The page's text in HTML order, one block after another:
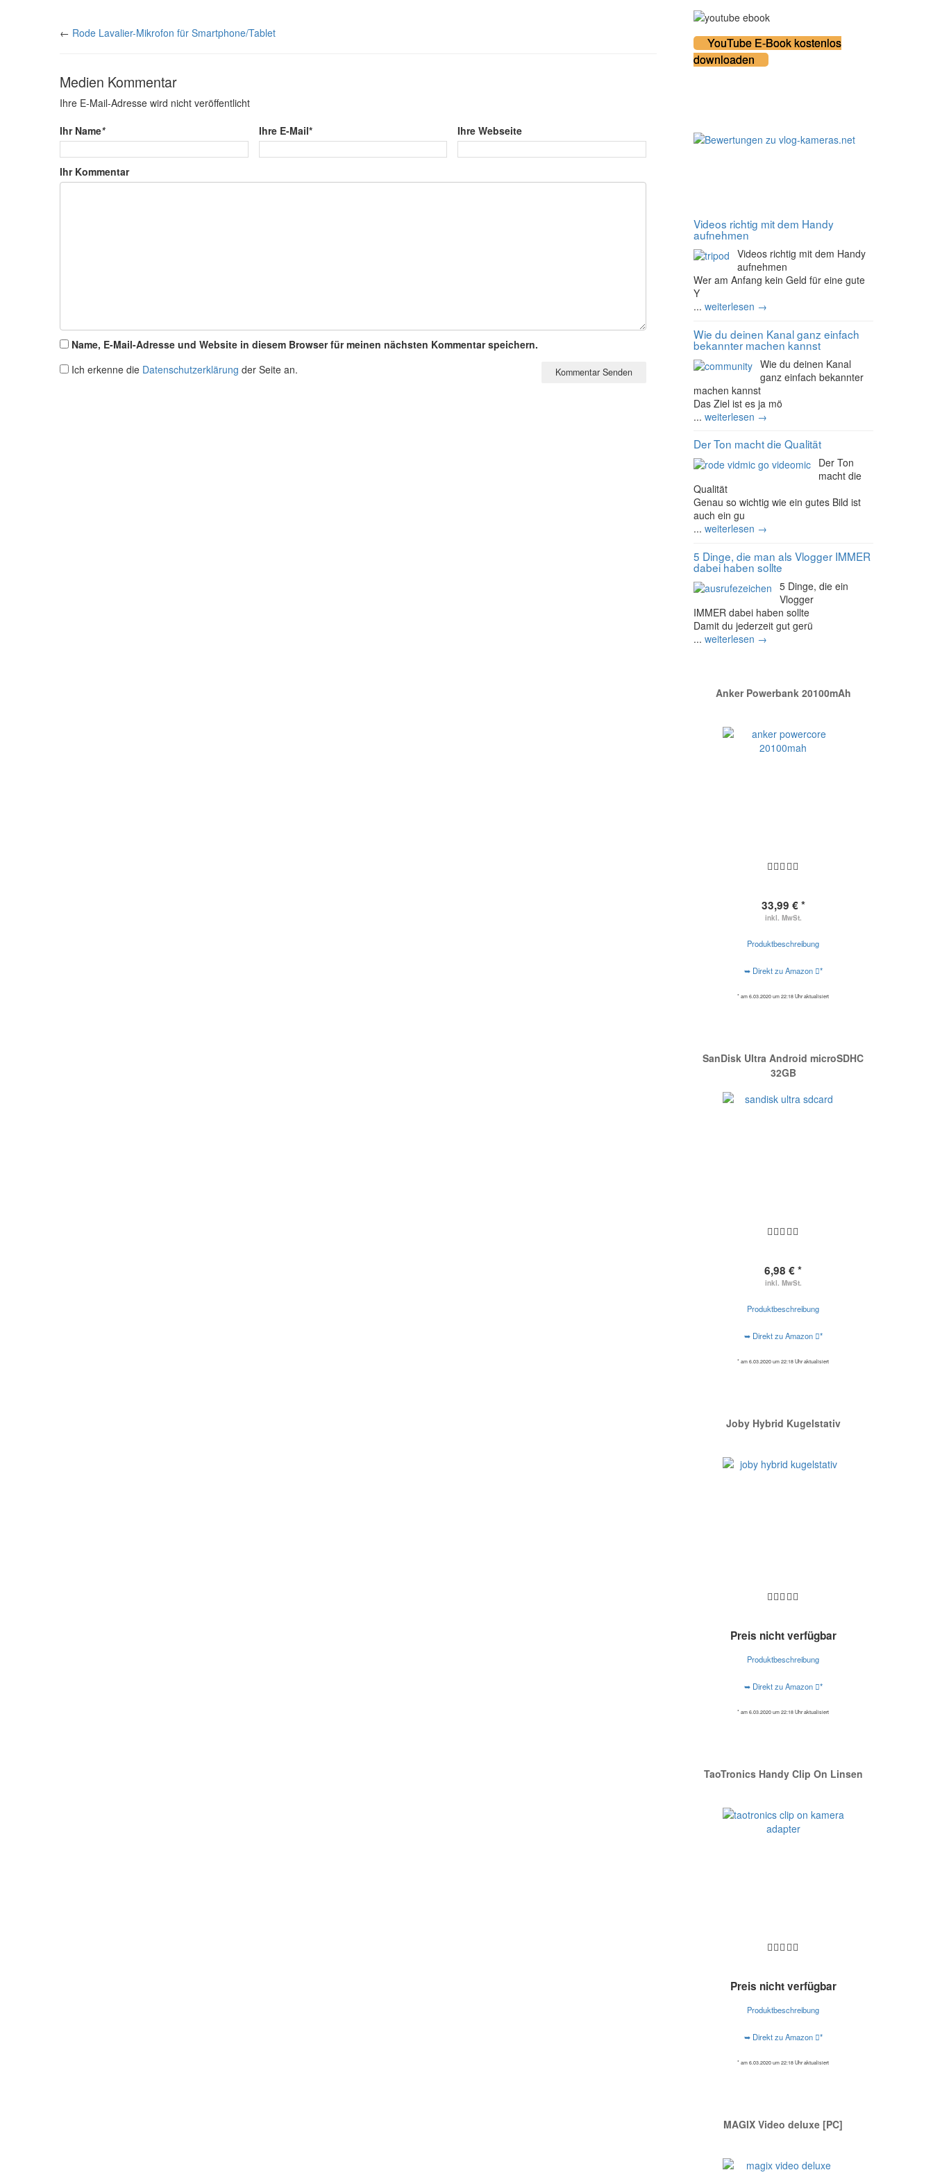
← Rode Lavalier-Mikrofon für Smartphone/Tablet
Medien Kommentar
Ihre E-Mail-Adresse wird nicht veröffentlicht
Ihr Name* Ihre E-Mail* Ihre Webseite
Ihr Kommentar
Name, E-Mail-Adresse und Website in diesem Browser für meinen nächsten Kommentar speichern.
Ich erkenne die Datenschutzerklärung der Seite an.
YouTube E-Book kostenlos
downloaden
Videos richtig mit dem Handy
aufnehmen
Videos richtig mit dem Handy
aufnehmen
Wer am Anfang kein Geld für eine gute
Y
... weiterlesen →
Wie du deinen Kanal ganz einfach
bekannter machen kannst
Wie du deinen Kanal
ganz einfach bekannter
machen kannst
Das Ziel ist es ja mö
... weiterlesen →
Der Ton macht die Qualität
Der Ton
macht die
Qualität
Genau so wichtig wie ein gutes Bild ist
auch ein gu
... weiterlesen →
5 Dinge, die man als Vlogger IMMER
dabei haben sollte
5 Dinge, die ein
Vlogger
IMMER dabei haben sollte
Damit du jederzeit gut gerü
... weiterlesen →
Anker Powerbank 20100mAh
33,99 € *
inkl. MwSt.
Produktbeschreibung
➥ Direkt zu Amazon *
* am 6.03.2020 um 22:18 Uhr aktualisiert
SanDisk Ultra Android microSDHC
32GB
6,98 € *
inkl. MwSt.
Produktbeschreibung
➥ Direkt zu Amazon *
* am 6.03.2020 um 22:18 Uhr aktualisiert
Joby Hybrid Kugelstativ
Preis nicht verfügbar
Produktbeschreibung
➥ Direkt zu Amazon *
* am 6.03.2020 um 22:18 Uhr aktualisiert
TaoTronics Handy Clip On Linsen
Preis nicht verfügbar
Produktbeschreibung
➥ Direkt zu Amazon *
* am 6.03.2020 um 22:18 Uhr aktualisiert
MAGIX Video deluxe [PC]